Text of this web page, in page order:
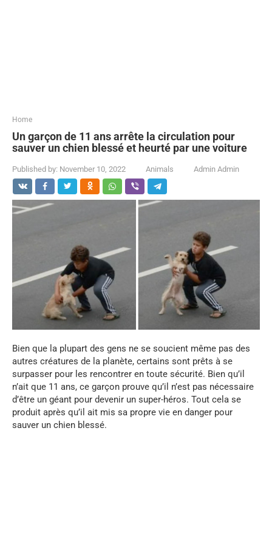
Home
Un garçon de 11 ans arrête la circulation pour
sauver un chien blessé et heurté par une voiture
Published by: November 10, 2022 Animals Admin Admin
Bien que la plupart des gens ne se soucient même pas des
autres créatures de la planète, certains sont prêts à se
surpasser pour les rencontrer en toute sécurité. Bien qu’il
n’ait que 11 ans, ce garçon prouve qu’il n’est pas nécessaire
d’être un géant pour devenir un super-héros. Tout cela se
produit après qu’il ait mis sa propre vie en danger pour
sauver un chien blessé.